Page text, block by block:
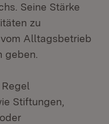
Seine Stärke
zu
Alltagsbetrieb
geben.
Stiftungen,